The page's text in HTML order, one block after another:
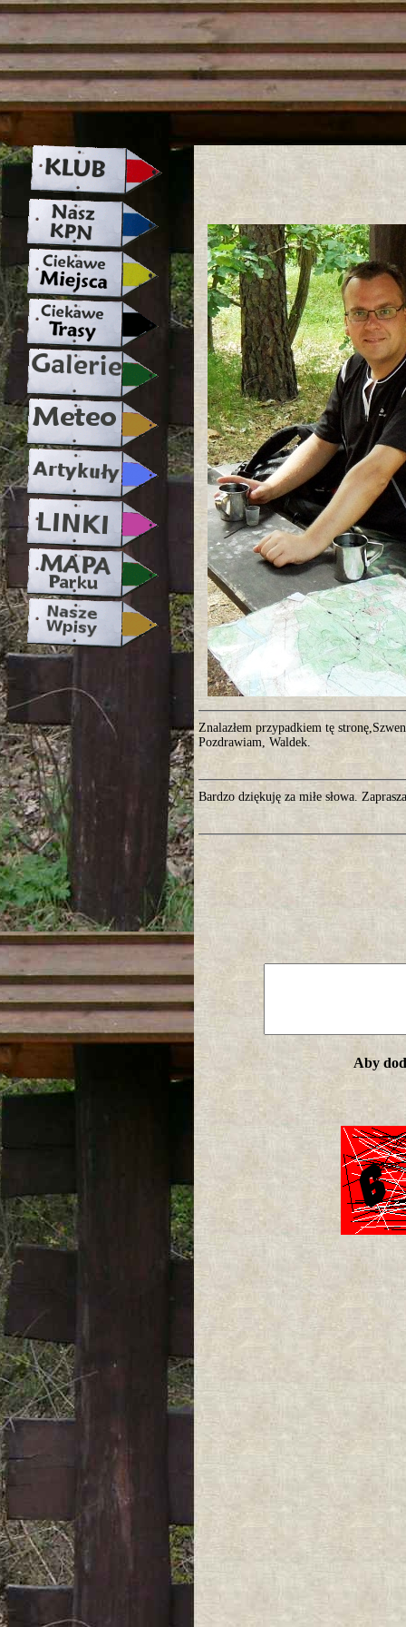
strona w naprawie zapraszamy
Znalazłem przypadkiem tę
Pozdrawiam, Waldek.
Bardzo dziękuję za miłe słowa.
Aby